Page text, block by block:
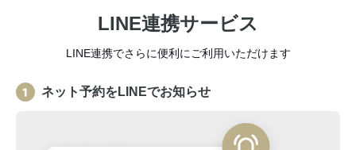
LINE連携サービス
LINE連携でさらに便利にご利用いただけます
ネット予約をLINEでお知らせ